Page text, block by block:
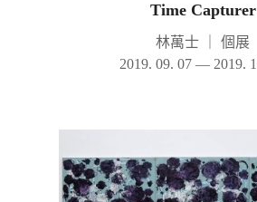
Time Capturer
林萬士
個展
2019. 09. 07 — 2019.